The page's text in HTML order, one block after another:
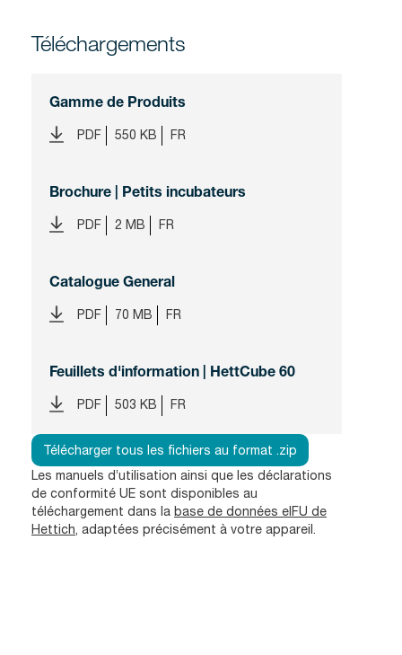
Téléchargements
Gamme de Produits
PDF 550 KB FR
Brochure | Petits incubateurs
PDF 2 MB FR
Catalogue General
PDF 70 MB FR
Feuillets d'information | HettCube 60
PDF 503 KB FR
Télécharger tous les fichiers au format .zip
Les manuels d’utilisation ainsi que les déclarations
de conformité UE sont disponibles au
téléchargement dans la base de données eIFU de
Hettich, adaptées précisément à votre appareil.